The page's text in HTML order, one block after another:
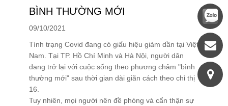
BÌNH THƯỜNG MỚI
09/10/2021
Tình trạng Covid đang có giấu hiệu giảm dần tại Việt
Nam. Tại TP. Hồ Chí Minh và Hà Nội, người dân
đang trở lại với cuộc sống theo phương châm "bình
thường mới" sau thời gian dài giãn cách theo chỉ thị
16.
Tuy nhiên, mọi người nên đề phòng và cẩn thận sự
Giới Thiệu Chung
Thị Trường
Quá Trình Phát Triển
Hệ Thống Chất Lượng
Chính Sách Bảo Mật